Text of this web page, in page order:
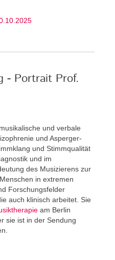
- Portrait Prof.
und verbale
und Asperger-
und Stimmqualität
und im
des Musizierens zur
in extremen
Forschungsfelder
auch klinisch arbeitet. Sie
am Berlin
sie ist in der Sendung